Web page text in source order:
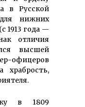
в Русской
нижних
1913 года —
отличия
высшей
офицеров
храбрость,
в 1809